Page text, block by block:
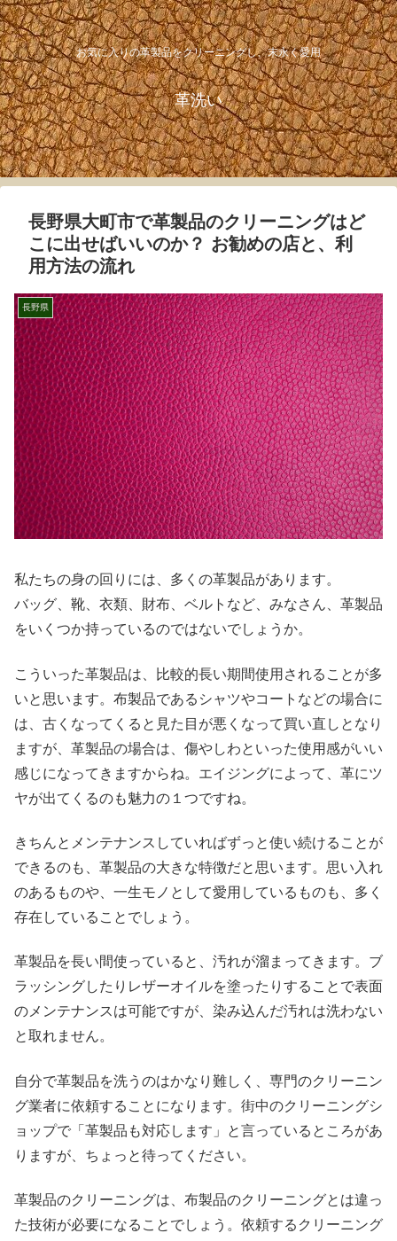
お気に入りの革製品をクリーニングし、末永く愛用
革洗い
長野県大町市で革製品のクリーニングはど
こに出せばいいのか？ お勧めの店と、利
用方法の流れ
長野県
私たちの身の回りには、多くの革製品があります。
バッグ、靴、衣類、財布、ベルトなど、みなさん、革製品
をいくつか持っているのではないでしょうか。
こういった革製品は、比較的長い期間使用されることが多
いと思います。布製品であるシャツやコートなどの場合に
は、古くなってくると見た目が悪くなって買い直しとなり
ますが、革製品の場合は、傷やしわといった使用感がいい
感じになってきますからね。エイジングによって、革にツ
ヤが出てくるのも魅力の１つですね。
きちんとメンテナンスしていればずっと使い続けることが
できるのも、革製品の大きな特徴だと思います。思い入れ
のあるものや、一生モノとして愛用しているものも、多く
存在していることでしょう。
革製品を長い間使っていると、汚れが溜まってきます。ブ
ラッシングしたりレザーオイルを塗ったりすることで表面
のメンテナンスは可能ですが、染み込んだ汚れは洗わない
と取れません。
自分で革製品を洗うのはかなり難しく、専門のクリーニン
グ業者に依頼することになります。街中のクリーニングシ
ョップで「革製品も対応します」と言っているところがあ
りますが、ちょっと待ってください。
革製品のクリーニングは、布製品のクリーニングとは違っ
た技術が必要になることでしょう。依頼するクリーニング